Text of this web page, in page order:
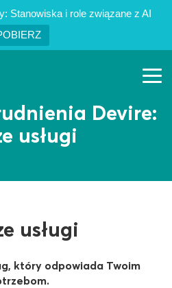
Stanowiska i role związane z AI
PL EN
Devire:
usługi
usługi
który odpowiada Twoim